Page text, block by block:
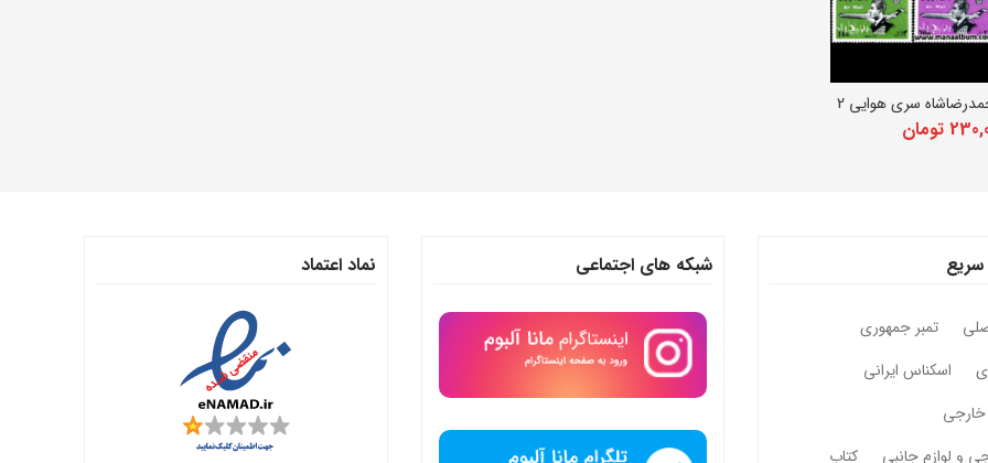
به سبد خریدسری هوایی 2
تومان
تمبر جمهوری
اسکناس ایرانی
و لوازم جانبی
کتاب
شبکه های اجتماعی نماد اعتماد